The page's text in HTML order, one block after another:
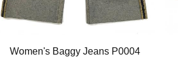
Women's Baggy Jeans P0004